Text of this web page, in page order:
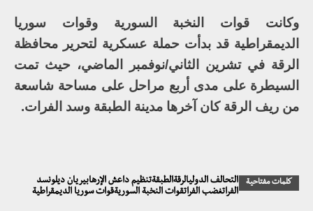
وكانت قوات النخبة السورية وقوات سوريا
الديمقراطية قد بدأت حملة عسكرية لتحرير محافظة
الرقة في تشرين الثاني/نوفمبر الماضي، حيث تمت
السيطرة على مدى أربع مراحل على مساحة شاسعة
من ريف الرقة كان آخرها مدينة الطبقة وسد الفرات.
كلمات مفتاحية
التحالف الدوليالرقةالطبقةتنظيم داعش الإرهابيريان ديلونسد
الفراتغضب الفراتقوات النخبة السوريةقوات سوريا الديمقراطية